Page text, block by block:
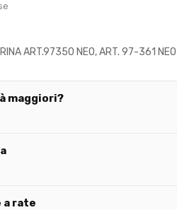
ART.97350 NEO, ART. 97-361
maggiori?
a rate